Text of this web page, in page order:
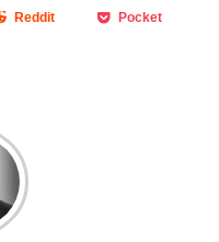
Reddit Pocket